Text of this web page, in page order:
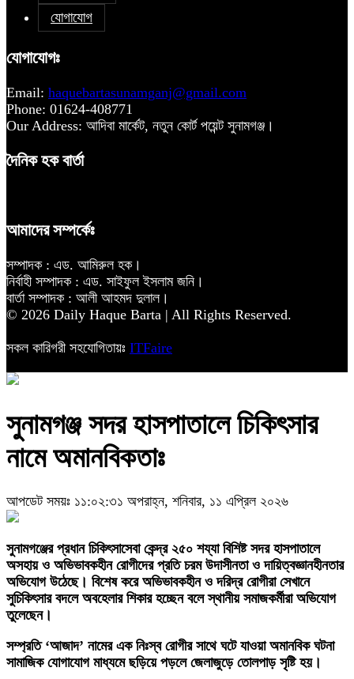
যোগাযোগ
যোগাযোগঃ
Email: haquebartasunamganj@gmail.com
Phone: 01624-408771
Our Address: আদিবা মার্কেট, নতুন কোর্ট পয়েন্ট সুনামগঞ্জ।
দৈনিক হক বার্তা
আমাদের সম্পর্কেঃ
সম্পাদক : এড. আমিরুল হক।
নির্বাহী সম্পাদক : এড. সাইফুল ইসলাম জনি।
বার্তা সম্পাদক : আলী আহমদ দুলাল।
© 2026 Daily Haque Barta | All Rights Reserved.
সকল কারিগরী সহযোগিতায়ঃ ITFaire
সুনামগঞ্জ সদর হাসপাতালে চিকিৎসার
নামে অমানবিকতাঃ
আপডেট সময়ঃ ১১:০২:৩১ অপরাহ্ন, শনিবার, ১১ এপ্রিল ২০২৬
সুনামগঞ্জের প্রধান চিকিৎসাসেবা কেন্দ্র ২৫০ শয্যা বিশিষ্ট সদর হাসপাতালে
অসহায় ও অভিভাবকহীন রোগীদের প্রতি চরম উদাসীনতা ও দায়িত্বজ্ঞানহীনতার
অভিযোগ উঠেছে। বিশেষ করে অভিভাবকহীন ও দরিদ্র রোগীরা সেখানে
সুচিকিৎসার বদলে অবহেলার শিকার হচ্ছেন বলে স্থানীয় সমাজকর্মীরা অভিযোগ
তুলেছেন।
সম্প্রতি ‘আজাদ’ নামের এক নিঃস্ব রোগীর সাথে ঘটে যাওয়া অমানবিক ঘটনা
সামাজিক যোগাযোগ মাধ্যমে ছড়িয়ে পড়লে জেলাজুড়ে তোলপাড় সৃষ্টি হয়।